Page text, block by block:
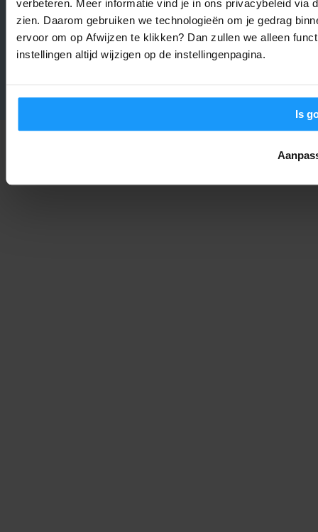
verbeteren. Meer informatie vind je in ons privacybeleid via
zien. Daarom gebruiken we technologieën om je gedrag
ervoor om op Afwijzen te klikken? Dan zullen we alleen
instellingen altijd wijzigen op de instellingenpagina.
Is
Jouw Google Home werkt weer soepeler: Alles over de
augustus-update
Smart Home Nieuws